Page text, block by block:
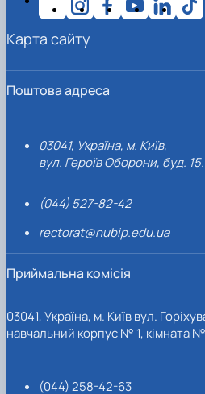
Поштова адреса
03041, Україна, м. Київ,
вул. Героїв Оборони, буд. 15.
(044) 527-82-42
rectorat@nubip.edu.ua
Приймальна комісія
03041, Україна, м. Київ вул.
навчальний корпус № 1, кімната
(044) 258-42-63
Карта сайту